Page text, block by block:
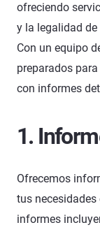
ofreciendo
y la legalidad
Con un equipo
preparados
con informes
1.
Ofrecemos
tus
informes